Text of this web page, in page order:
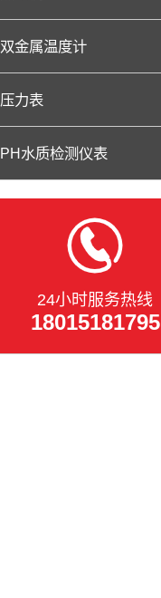
双金属温度计
压力表
PH水质检测仪表
24小时服务热线
18015181795